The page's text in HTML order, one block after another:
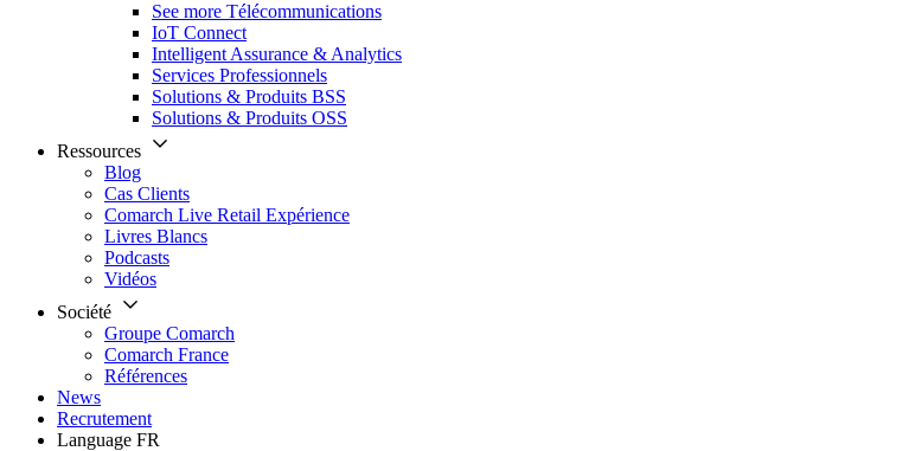
See more Télécommunications
IoT Connect
Intelligent Assurance & Analytics
Services Professionnels
Solutions & Produits BSS
Solutions & Produits OSS
Ressources
Blog
Cas Clients
Comarch Live Retail Expérience
Livres Blancs
Podcasts
Vidéos
Société
Groupe Comarch
Comarch France
Références
News
Recrutement
Language FR